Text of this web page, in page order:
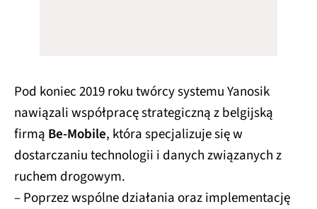
Pod koniec 2019 roku twórcy systemu Yanosik
nawiązali współpracę strategiczną z belgijską
firmą Be-Mobile, która specjalizuje się w
dostarczaniu technologii i danych związanych z
ruchem drogowym.
– Poprzez wspólne działania oraz implementację